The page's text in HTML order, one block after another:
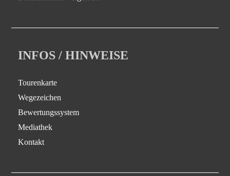
INFOS / HINWEISE
Tourenkarte
Wegezeichen
Bewertungssystem
Mediathek
Kontakt